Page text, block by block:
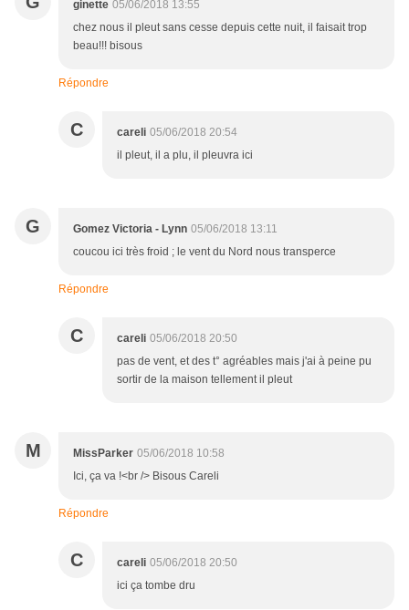
ginette 05/06/2018 13:55
chez nous il pleut sans cesse depuis cette nuit, il faisait trop
beau!!! bisous
Répondre
C careli 05/06/2018 20:54
il pleut, il a plu, il pleuvra ici
G Gomez Victoria - Lynn 05/06/2018 13:11
coucou ici très froid ; le vent du Nord nous transperce
Répondre
C careli 05/06/2018 20:50
pas de vent, et des t° agréables mais j'ai à peine pu
sortir de la maison tellement il pleut
M MissParker 05/06/2018 10:58
Ici, ça va !<br /> Bisous Careli
Répondre
C careli 05/06/2018 20:50
ici ça tombe dru